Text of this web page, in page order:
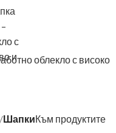
ШапкиКъм продуктите